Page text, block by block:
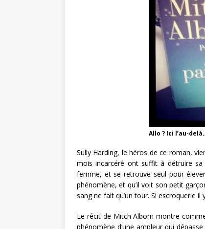
Allo ? Ici l’au-
Sully Harding, le héros de ce roman,
mois incarcéré ont suffit à détruire
femme, et se retrouve seul pour
phénomène, et qu’il voit son petit
sang ne fait qu’un tour. Si escroquerie
Le récit de Mitch Albom montre
phénomène d’une ampleur qui